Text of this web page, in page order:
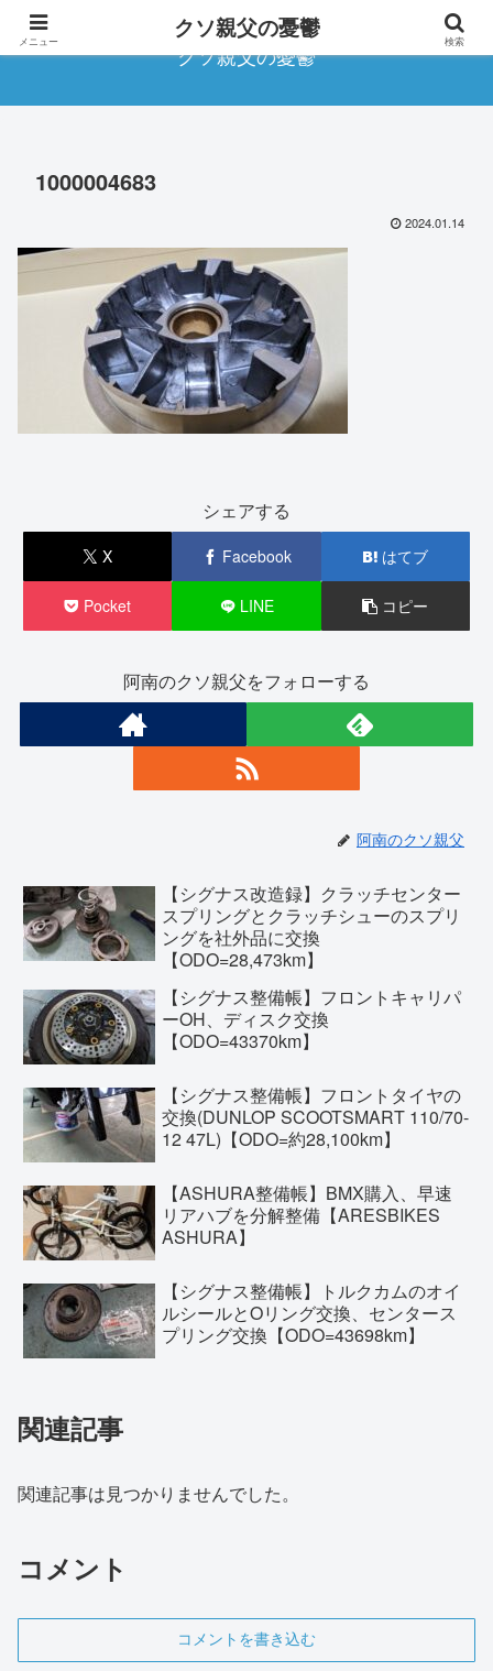
クソ親父の憂鬱
1000004683
2024.01.14
シェアする
X Facebook はてブ
Pocket LINE コピー
阿南のクソ親父をフォローする
阿南のクソ親父
【シグナス改造録】クラッチセンター
スプリングとクラッチシューのスプリ
ングを社外品に交換
【ODO=28,473km】
【シグナス整備帳】フロントキャリパ
ーOH、ディスク交換
【ODO=43370km】
【シグナス整備帳】フロントタイヤの
交換(DUNLOP SCOOTSMART 110/70-
12 47L)【ODO=約28,100km】
【ASHURA整備帳】BMX購入、早速
リアハブを分解整備【ARESBIKES
ASHURA】
【シグナス整備帳】トルクカムのオイ
ルシールとOリング交換、センタース
プリング交換【ODO=43698km】
関連記事
関連記事は見つかりませんでした。
コメント
コメントを書き込む
メニュー クソ親父の憂鬱 検索